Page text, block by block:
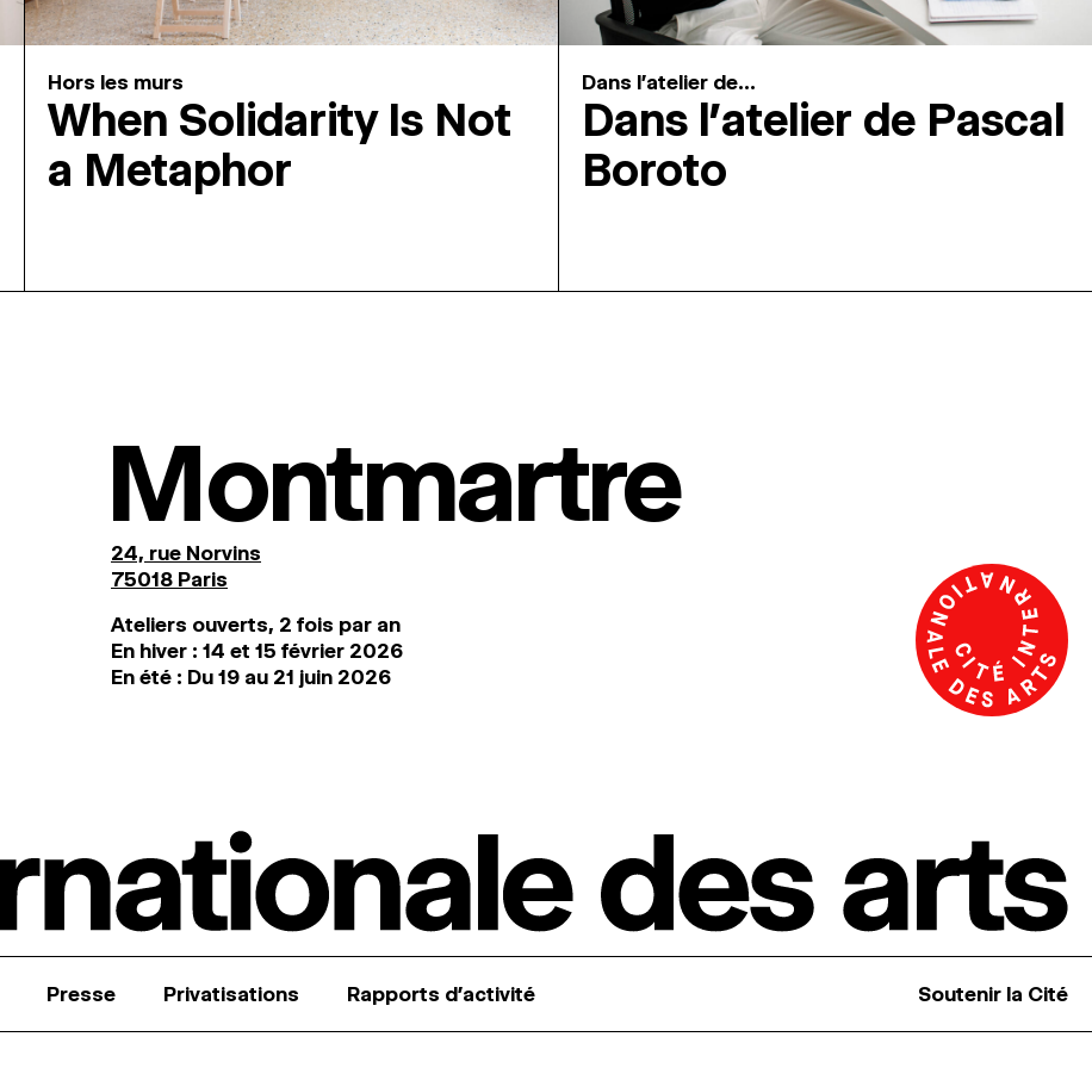
Hors les murs
When Solidarity Is Not
a Metaphor
Dans l'atelier de...
Dans l’atelier de Pascal
Boroto
Montmartre
24, rue Norvins
75018 Paris
Ateliers ouverts, 2 fois par an
En hiver : 14 et 15 février 2026
En été : Du 19 au 21 juin 2026
Presse Privatisations Rapports d’activité Soutenir la Cité